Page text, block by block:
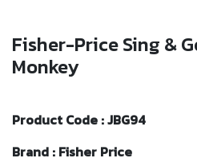
Fisher-Price Sing &
Monkey
Product Code : JBG94
Brand : Fisher Price